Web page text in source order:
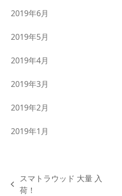
2019年6月
2019年5月
2019年4月
2019年3月
2019年2月
2019年1月
previous
スマトラウッド 大量 入
荷！